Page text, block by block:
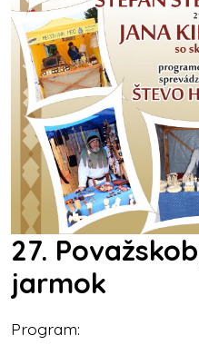
27.
jarmok
Program: